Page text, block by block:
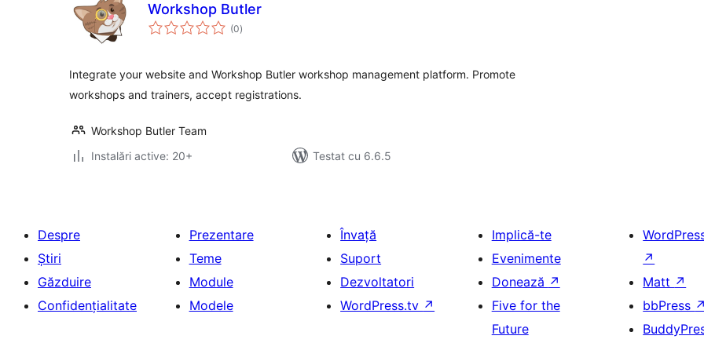
Workshop Butler
(0total
aprecieri
)
Integrate your website and Workshop Butler workshop management platform. Promote
workshops and trainers, accept registrations.
Workshop Butler Team
Instalări active: 20+
Testat cu 6.6.5
Despre
Știri
Găzduire
Confidențialitate
Prezentare
Teme
Module
Modele
Învață
Suport
Dezvoltatori
WordPress.tv ↗
Implică-te
Evenimente
Donează ↗
Five for the
Future
↗
Matt ↗
bbPress ↗